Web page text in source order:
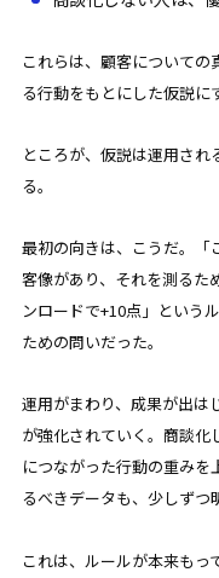
これらは、顧客についての
る行動をもとにした仮説に
ところが、仮説は運用さ
る。
最初の向きは、こうだ。「
客像があり、それを測るた
ンロードで+10点」という
ための問いだった。
運用がまわり、成果が出は
が強化されていく。商談化
につながった行動の重み
るべきデータも、少しずつ
これは、ルールが本来も